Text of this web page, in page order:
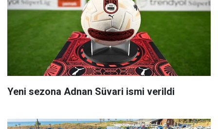
Yeni sezona Adnan Süvari ismi verildi